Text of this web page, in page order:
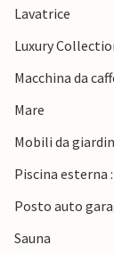
Lavatrice
Luxury
Macchina da
Mare
Mobili da
Piscina esterna
Posto auto
Sauna